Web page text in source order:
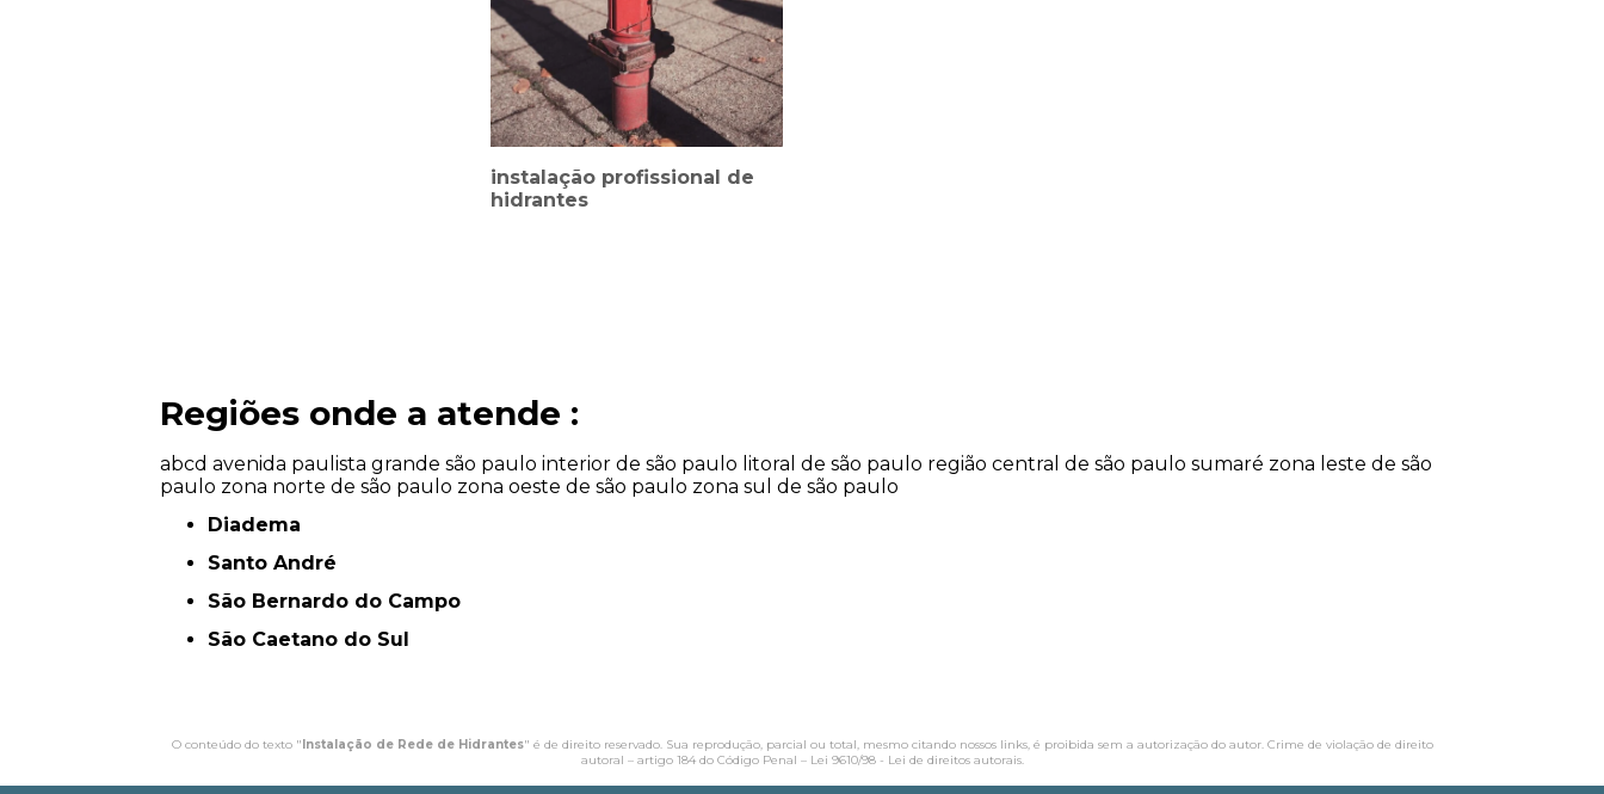
instalação profissional de
hidrantes
Regiões onde a atende :
abcd avenida paulista grande são paulo interior de são paulo litoral de são paulo região central de são paulo sumaré zona leste de são
paulo zona norte de são paulo zona oeste de são paulo zona sul de são paulo
Diadema
Santo André
São Bernardo do Campo
São Caetano do Sul
O conteúdo do texto "Instalação de Rede de Hidrantes​" é de direito reservado. Sua reprodução, parcial ou total, mesmo citando nossos links, é proibida sem a autorização do autor. Crime de violação de direito
autoral – artigo 184 do Código Penal – Lei 9610/98 - Lei de direitos autorais.